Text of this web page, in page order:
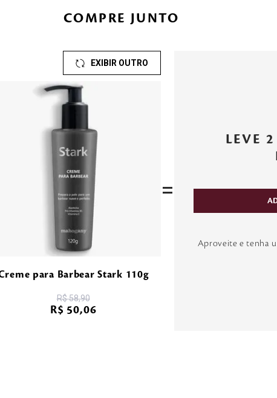
COMPRE JUNTO
EXIBIR OUTRO
para Barbear Stark 110g
R$58,90
R$ 50,06
=
LEVE
Aproveite e tenha